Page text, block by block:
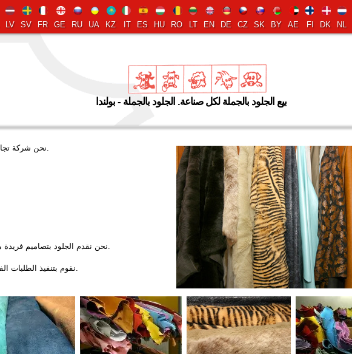
NL
DK
FI
AE
BY
SK
CZ
DE
EN
LT
RO
HU
ES
IT
KZ
UA
RU
GE
FR
SV
LV
بيع الجلود بالجملة لكل صناعة. الجلود بالجملة - بولندا
نحن شركة تجارية ونتعامل مع بيع الجلود بالجملة لكل صناعة.
نحن نقدم الجلود بتصاميم فريدة من نوعها (تطبيقات الحرف الجلدية والملابس).
نقوم بتنفيذ الطلبات الفردية وفقا للأوامر عميل. نحن نتحدث الروسية.